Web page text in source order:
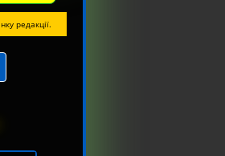
редакції.